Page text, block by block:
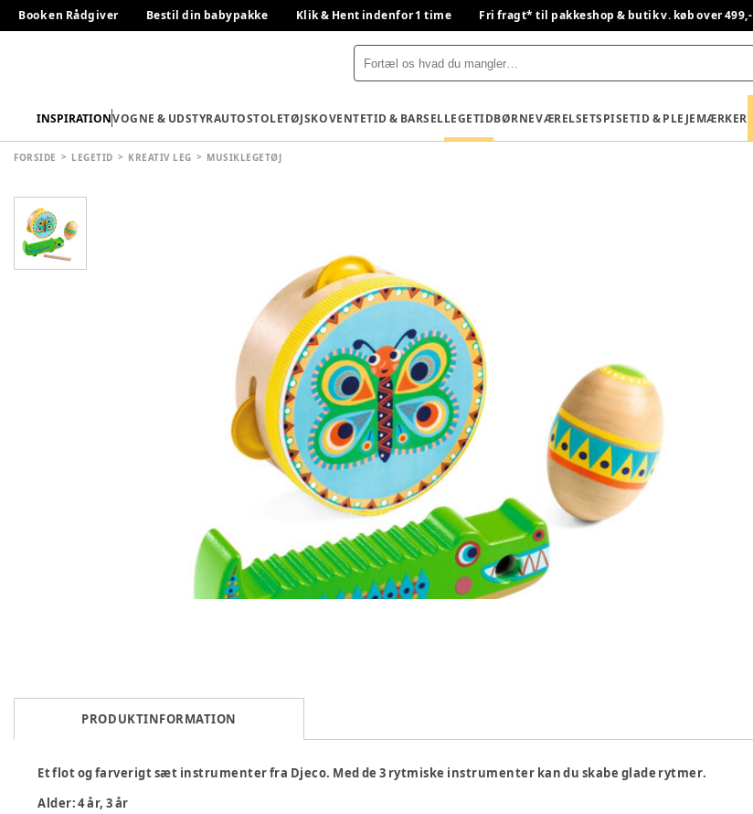
Book en Rådgiver Bestil din babypakke Klik & Hent indenfor 1 time Fri fragt* til pakkeshop & butik v. køb over 499,-
INSPIRATIONVOGNE & UDSTYRAUTOSTOLETØJSKOVENTETID & BARSELLEGETIDBØRNEVÆRELSETSPISETID & PLEJEMÆRKER
FORSIDE LEGETID KREATIV LEG MUSIKLEGETØJ
PRODUKTINFORMATION
Et flot og farverigt sæt instrumenter fra Djeco. Med de 3 rytmiske instrumenter kan du skabe glade rytmer.
Alder:4 år, 3 år